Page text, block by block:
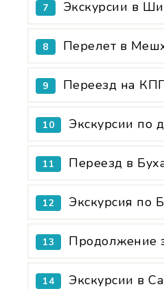
7 Экскурсии в
8 Перелет в
9 Переезд на
10 Экскурсии по
11 Переезд в
12 Экскурсия по
13 Продолжение
14 Экскурсии в